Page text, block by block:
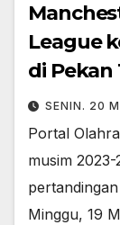
League
di Pekan
SENIN. 20
Portal
musim
Minggu, 19